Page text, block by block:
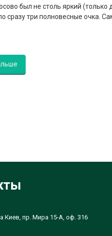
был не столь яркий
сразу три полновесные очка.
Киев, пр. Мира 15-А, оф. 316